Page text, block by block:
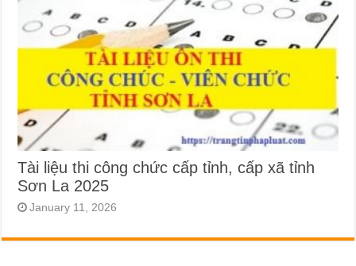
Tài liệu thi công chức cấp tỉnh, cấp xã tỉnh
Sơn La 2025
January 11, 2026